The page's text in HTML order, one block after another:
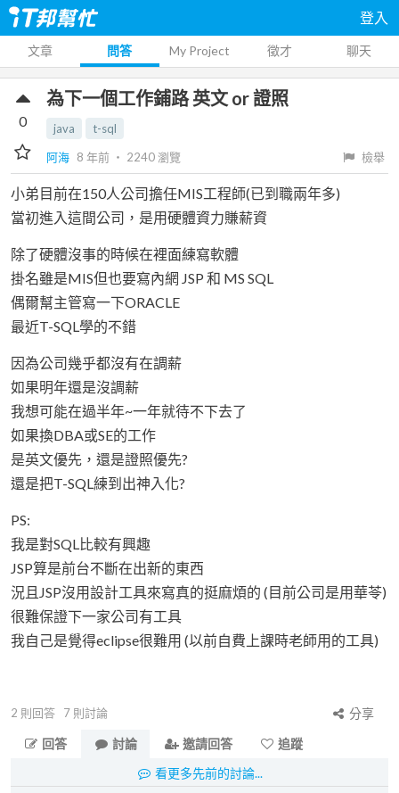
登入
文章 問答 My Project 徵才 聊天
為下一個工作鋪路 英文 or 證照
java
t-sql
阿海 8 年前 ‧ 2240瀏覽 檢舉
0
小弟目前在150人公司擔任MIS工程師(已到職兩年多)
當初進入這間公司，是用硬體資力賺薪資
除了硬體沒事的時候在裡面練寫軟體
掛名雖是MIS但也要寫內網 JSP 和 MS SQL
偶爾幫主管寫一下ORACLE
最近T-SQL學的不錯
因為公司幾乎都沒有在調薪
如果明年還是沒調薪
我想可能在過半年~一年就待不下去了
如果換DBA或SE的工作
是英文優先，還是證照優先?
還是把T-SQL練到出神入化?
PS:
我是對SQL比較有興趣
JSP算是前台不斷在出新的東西
況且JSP沒用設計工具來寫真的挺麻煩的 (目前公司是用華苓)
很難保證下一家公司有工具
我自己是覺得eclipse很難用 (以前自費上課時老師用的工具)
2 則回答 7 則討論
分享
回答
討論 邀請回答
追蹤
看更多先前的討論...